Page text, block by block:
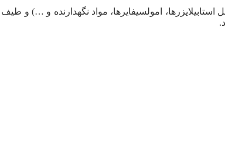
امولسیفایرها، مواد نگهدارنده و …) و